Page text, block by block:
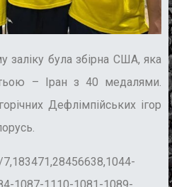
заліку була збірна США, яка
– Іран з 40 медалями.
Дефлімпійських ігор